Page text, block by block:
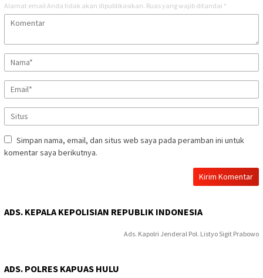
Alamat email Anda tidak akan dipublikasikan. Ruas yang wajib ditandai *
Simpan nama, email, dan situs web saya pada peramban ini untuk
komentar saya berikutnya.
ADS. KEPALA KEPOLISIAN REPUBLIK INDONESIA
Ads. Kapolri Jenderal Pol. Listyo Sigit Prabowo
ADS. POLRES KAPUAS HULU